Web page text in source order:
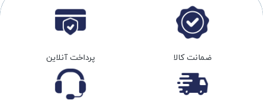
ضمانت کالا پرداخت آنلاین